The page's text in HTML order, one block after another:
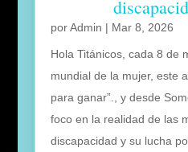
porAdmin | Mar 8, 2026
Hola Titánicos, cada 8 de
mundial de la mujer, este
para ganar”., y desde
foco en la realidad de las
discapacidad y su lucha